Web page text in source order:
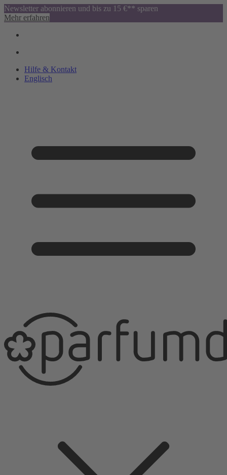
Newsletter abonnieren und bis zu 15 €** sparen
Mehr erfahren
Hilfe & Kontakt
Englisch